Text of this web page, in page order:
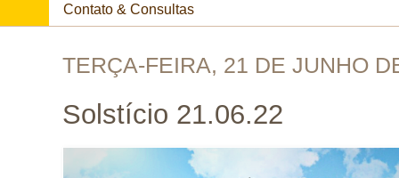
Contato & Consultas
TERÇA-FEIRA, 21 DE JUNHO
Solstício 21.06.22